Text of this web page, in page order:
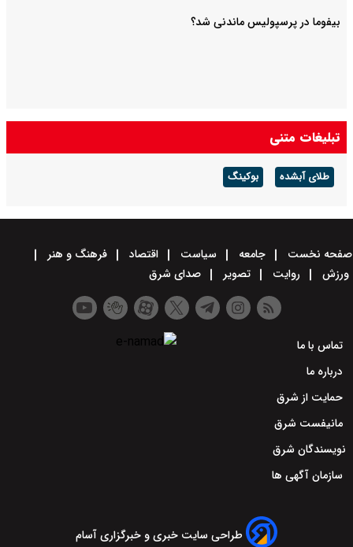
بیفوما در پرسپولیس ماندنی شد؟
تبلیغات متنی
طلای آبشده بوکینگ
صفحه نخست جامعه سیاست اقتصاد
فرهنگ و هنر
ورزش
روایت تصویر صدای شرق
تماس با ما
درباره ما
حمایت از شرق
مانیفست شرق
نویسندگان شرق
سازمان آگهی ها
طراحی سایت خبری و خبرگزاری آسام